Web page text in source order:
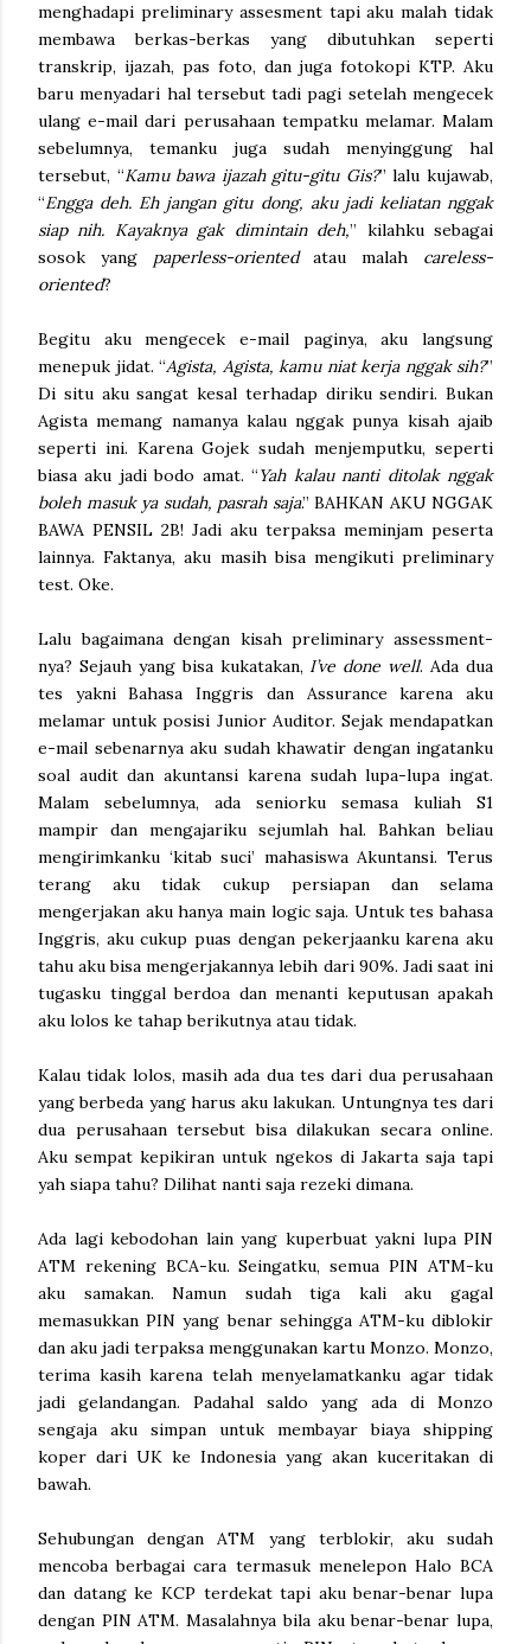
menghadapi preliminary assesment tapi aku malah tidak
membawa berkas-berkas yang dibutuhkan seperti
transkrip, ijazah, pas foto, dan juga fotokopi KTP. Aku
baru menyadari hal tersebut tadi pagi setelah mengecek
ulang e-mail dari perusahaan tempatku melamar. Malam
sebelumnya, temanku juga sudah menyinggung hal
tersebut, “Kamu bawa ijazah gitu-gitu Gis?” lalu kujawab,
“Engga deh. Eh jangan gitu dong, aku jadi keliatan nggak
siap nih. Kayaknya gak dimintain deh,” kilahku sebagai
sosok yang paperless-orientedatau malah careless-
oriented?
Begitu aku mengecek e-mail paginya, aku langsung
menepuk jidat. “Agista, Agista, kamu niat kerja nggak sih?”
Di situ aku sangat kesal terhadap diriku sendiri. Bukan
Agista memang namanya kalau nggak punya kisah ajaib
seperti ini. Karena Gojek sudah menjemputku, seperti
biasa aku jadi bodo amat. “Yah kalau nanti ditolak nggak
boleh masuk ya sudah, pasrah saja.” BAHKAN AKU NGGAK
BAWA PENSIL 2B! Jadi aku terpaksa meminjam peserta
lainnya. Faktanya, aku masih bisa mengikuti preliminary
test. Oke.
Lalu bagaimana dengan kisah preliminary assessment-
nya? Sejauh yang bisa kukatakan, I’ve done well. Ada dua
tes yakni Bahasa Inggris dan Assurance karena aku
melamar untuk posisi Junior Auditor. Sejak mendapatkan
e-mail sebenarnya aku sudah khawatir dengan ingatanku
soal audit dan akuntansi karena sudah lupa-lupa ingat.
Malam sebelumnya, ada seniorku semasa kuliah S1
mampir dan mengajariku sejumlah hal. Bahkan beliau
mengirimkanku ‘kitab suci’ mahasiswa Akuntansi. Terus
terang aku tidak cukup persiapan dan selama
mengerjakan aku hanya main logic saja. Untuk tes bahasa
Inggris, aku cukup puas dengan pekerjaanku karena aku
tahu aku bisa mengerjakannya lebih dari 90%. Jadi saat ini
tugasku tinggal berdoa dan menanti keputusan apakah
aku lolos ke tahap berikutnya atau tidak.
Kalau tidak lolos, masih ada dua tes dari dua perusahaan
yang berbeda yang harus aku lakukan. Untungnya tes dari
dua perusahaan tersebut bisa dilakukan secara online.
Aku sempat kepikiran untuk ngekos di Jakarta saja tapi
yah siapa tahu? Dilihat nanti saja rezeki dimana.
Ada lagi kebodohan lain yang kuperbuat yakni lupa PIN
ATM rekening BCA-ku. Seingatku, semua PIN ATM-ku
aku samakan. Namun sudah tiga kali aku gagal
memasukkan PIN yang benar sehingga ATM-ku diblokir
dan aku jadi terpaksa menggunakan kartu Monzo. Monzo,
terima kasih karena telah menyelamatkanku agar tidak
jadi gelandangan. Padahal saldo yang ada di Monzo
sengaja aku simpan untuk membayar biaya shipping
koper dari UK ke Indonesia yang akan kuceritakan di
bawah.
Sehubungan dengan ATM yang terblokir, aku sudah
mencoba berbagai cara termasuk menelepon Halo BCA
dan datang ke KCP terdekat tapi aku benar-benar lupa
dengan PIN ATM. Masalahnya bila aku benar-benar lupa,